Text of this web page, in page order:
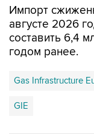
Импорт
августе 2026
составить 6,4
годом ранее.
Gas Infrastructure
GIE